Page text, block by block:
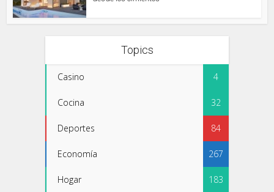
Topics
Casino 4
Cocina 32
Deportes 84
Economía 267
Hogar 183